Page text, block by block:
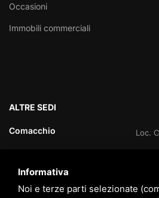
Informativa
Noi e terze parti selezionate
Occasioni
Immobili commerciali
ALTRE SEDI
Comacchio
Loc.
Lido delle Nazioni